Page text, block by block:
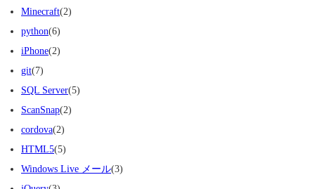
Minecraft(2)
python(6)
iPhone(2)
git(7)
SQL Server(5)
ScanSnap(2)
cordova(2)
HTML5(5)
Windows Live メール(3)